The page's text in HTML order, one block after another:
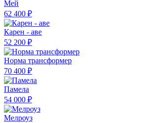
Мей
62 400 ₽
Карен - аве
52 200 ₽
Норма трансформер
70 400 ₽
Памела
54 000 ₽
Мелроуз